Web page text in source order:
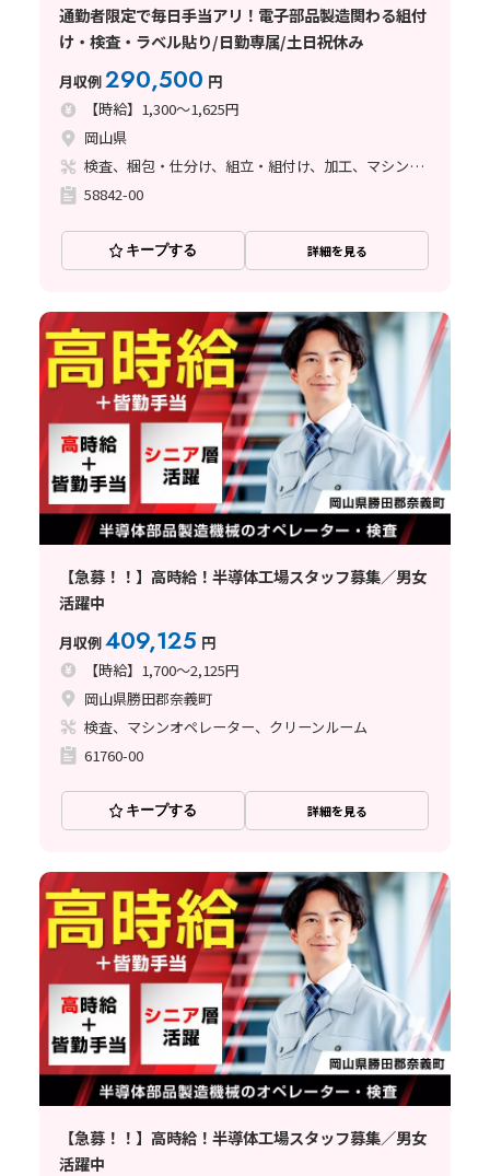
通勤者限定で毎日手当アリ！電子部品製造関わる組付
け・検査・ラベル貼り/日勤専属/土日祝休み
月収例290,500 円
【時給】1,300～1,625円
岡山県
検査、梱包・仕分け、組立・組付け、加工、マシンオペレーター、クリーンルーム、ハンダ付け
58842-00
キープする 詳細を見る
【急募！！】高時給！半導体工場スタッフ募集／男女
活躍中
月収例409,125 円
【時給】1,700～2,125円
岡山県勝田郡奈義町
検査、マシンオペレーター、クリーンルーム
61760-00
キープする 詳細を見る
【急募！！】高時給！半導体工場スタッフ募集／男女
活躍中